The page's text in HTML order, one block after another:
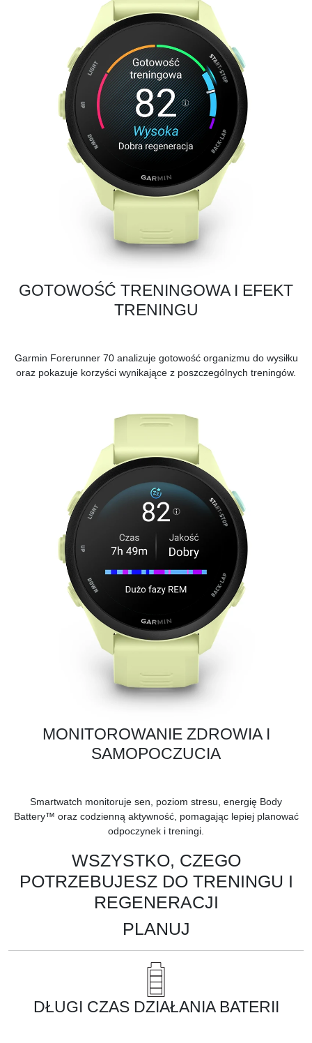
GOTOWOŚĆ TRENINGOWA I EFEKT
TRENINGU
Garmin Forerunner 70 analizuje gotowość organizmu do wysiłku
oraz pokazuje korzyści wynikające z poszczególnych treningów.
MONITOROWANIE ZDROWIA I
SAMOPOCZUCIA
Smartwatch monitoruje sen, poziom stresu, energię Body
Battery™ oraz codzienną aktywność, pomagając lepiej planować
odpoczynek i treningi.
WSZYSTKO, CZEGO
POTRZEBUJESZ DO TRENINGU I
REGENERACJI
PLANUJ
DŁUGI CZAS DZIAŁANIA BATERII